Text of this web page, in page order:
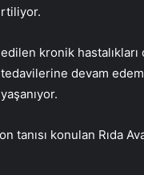
kronik
tedavilerine devam
tanısı konulan Rıda